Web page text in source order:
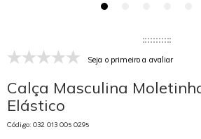
Seja o primeiro a avaliar
Calça Masculina
Elástico
Código: 032 013 005 0295